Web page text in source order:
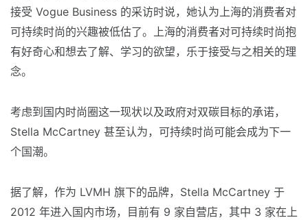
接受 Vogue Business 的采访时说，她认为上海的消费者对
可持续时尚的兴趣被低估了。上海的消费者对可持续时尚抱
有好奇心和想去了解、学习的欲望，乐于接受与之相关的理
念。
考虑到国内时尚圈这一现状以及政府对双碳目标的承诺，
Stella McCartney 甚至认为，可持续时尚可能会成为下一
个国潮。
据了解，作为 LVMH 旗下的品牌，Stella McCartney 于
2012 年进入国内市场，目前有 9 家自营店，其中 3 家在上